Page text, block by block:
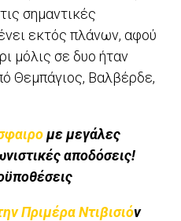
σημαντικές
εκτός πλάνων, αφού
μόλις σε δυο ήταν
Θεμπάγιος, Βαλβέρδε,
με μεγάλες
αποδόσεις!
Πριμέρα Ντιβισιόν